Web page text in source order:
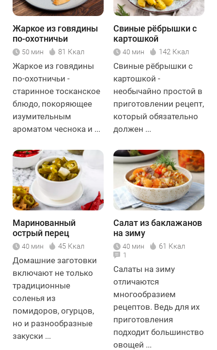
Жаркое из говядины
по-охотничьи
50 мин 81 Ккал
Жаркое из говядины
по-охотничьи -
старинное тосканское
блюдо, покоряющее
изумительным
ароматом чеснока и ...
Свиные рёбрышки с
картошкой
40 мин 142 Ккал
Свиные рёбрышки с
картошкой -
необычайно простой в
приготовлении рецепт,
который обязательно
должен ...
Маринованный
острый перец
40 мин 45 Ккал
Домашние заготовки
включают не только
традиционные
соленья из
помидоров, огурцов,
но и разнообразные
закуски ...
Салат из баклажанов
на зиму
40 мин 61 Ккал
1
Салаты на зиму
отличаются
многообразием
рецептов. Ведь для их
приготовления
подходит большинство
овощей ...